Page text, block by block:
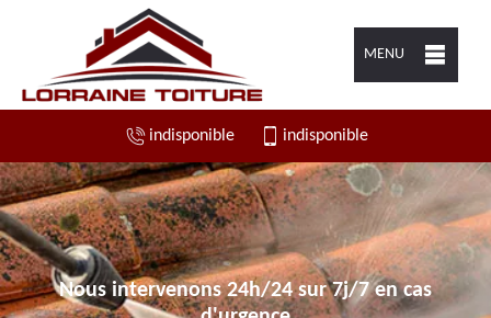
MENU
indisponible indisponible
Nous intervenons 24h/24 sur 7j/7 en cas